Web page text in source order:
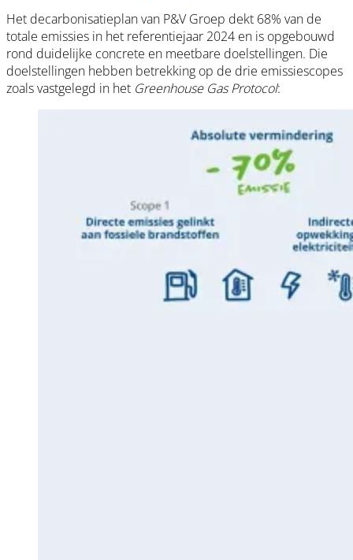
Het decarbonisatieplan van P&V Groep dekt 68% van de
totale emissies in het referentiejaar 2024 en is opgebouwd
rond duidelijke concrete en meetbare doelstellingen. Die
doelstellingen hebben betrekking op de drie emissiescopes
zoals vastgelegd in het Greenhouse Gas Protocol: